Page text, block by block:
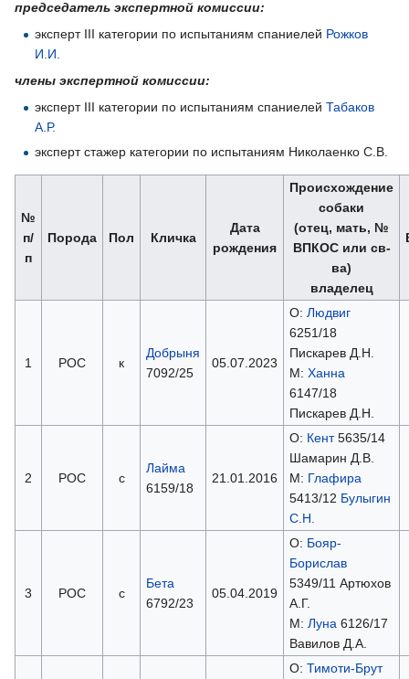
председатель экспертной комиссии:
эксперт III категории по испытаниям спаниелей Рожков
И.И.
члены экспертной комиссии:
эксперт III категории по испытаниям спаниелейТабаков
А.Р.
эксперт стажер категории по испытаниям Николаенко С.В.
№
п/
п
Порода Пол Кличка
Дата
рождения
Происхождение
собаки
(отец, мать, №
ВПКОС или св-
ва)
владелец
1 РОС к
Добрыня
7092/25
05.07.2023
О: Людвиг
6251/18
Пискарев Д.Н.
М: Ханна
6147/18
Пискарев Д.Н.
2 РОС с
Лайма
6159/18
21.01.2016
О: Кент5635/14
Шамарин Д.В.
М: Глафира
5413/12 Булыгин
С.Н.
3 РОС с
Бета
6792/23
05.04.2019
О: Бояр-
Борислав
5349/11 Артюхов
А.Г.
М: Луна 6126/17
Вавилов Д.А.
О: Тимоти-Брут